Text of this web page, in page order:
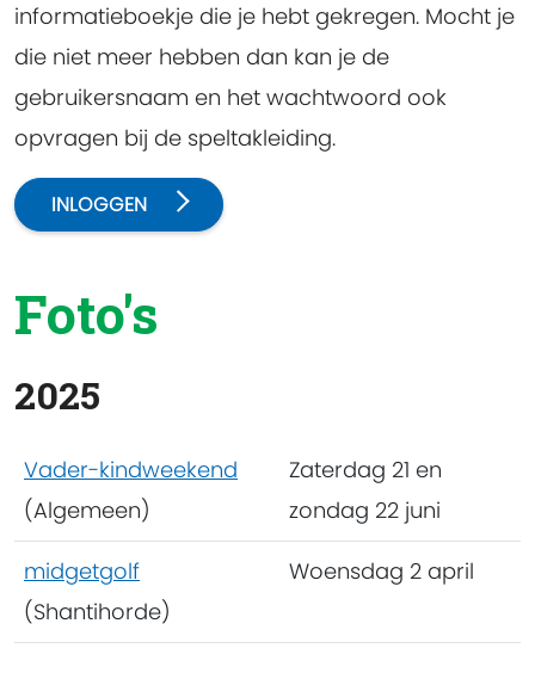
informatieboekje die je hebt gekregen. Mocht je
die niet meer hebben dan kan je de
gebruikersnaam en het wachtwoord ook
opvragen bij de speltakleiding.
INLOGGEN
Foto's
2025
Vader-kindweekend
(Algemeen)
Zaterdag 21 en
zondag 22 juni
midgetgolf
(Shantihorde)
Woensdag 2 april